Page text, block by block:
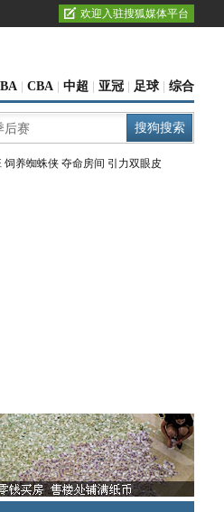
欢迎入驻搜狐媒体平台
CBA 中超 亚冠 足球 综合
饲养蜘蛛侠 夺命房间 引力双眼皮